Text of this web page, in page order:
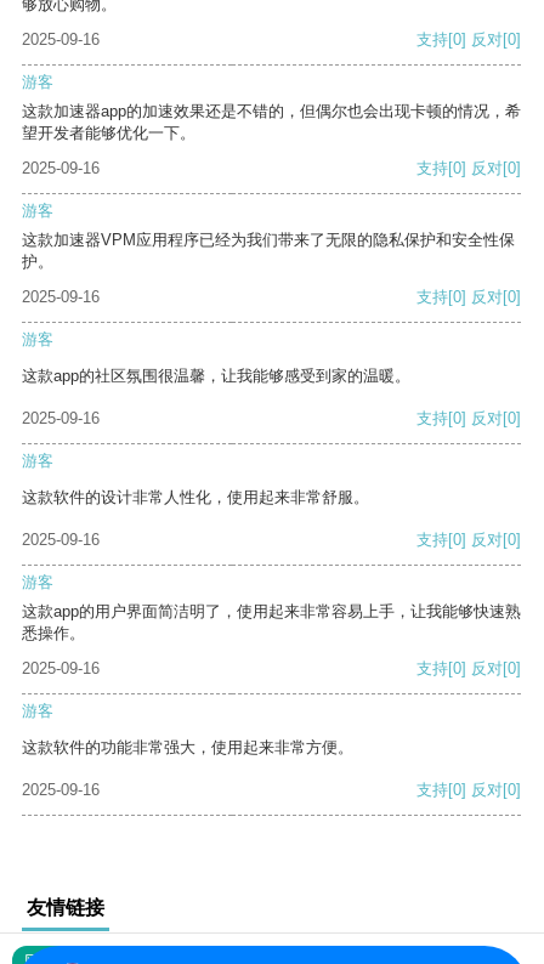
够放心购物。
2025-09-16
支持[0] 反对[0]
游客
这款加速器app的加速效果还是不错的，但偶尔也会出现卡顿的情况，希
望开发者能够优化一下。
2025-09-16
支持[0] 反对[0]
游客
这款加速器VPM应用程序已经为我们带来了无限的隐私保护和安全性保
护。
2025-09-16
支持[0] 反对[0]
游客
这款app的社区氛围很温馨，让我能够感受到家的温暖。
2025-09-16 支持[0] 反对[0]
游客
这款软件的设计非常人性化，使用起来非常舒服。
2025-09-16 支持[0] 反对[0]
游客
这款app的用户界面简洁明了，使用起来非常容易上手，让我能够快速熟
悉操作。
2025-09-16
支持[0] 反对[0]
游客
这款软件的功能非常强大，使用起来非常方便。
2025-09-16 支持[0] 反对[0]
友情链接